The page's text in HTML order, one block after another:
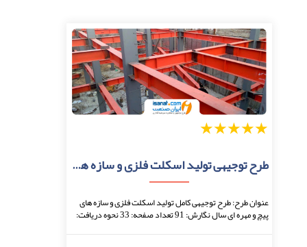
5
4
3
2
طرح توجیهی تولید اسکلت فلزی و سازه های پیچ و مهره ای
عنوان طرح: طرح توجیهی کامل تولید اسکلت فلزی و سازه های
پیچ و مهره ای سال نگارش: 91 تعداد صفحه: 33 نحوه دریافت: